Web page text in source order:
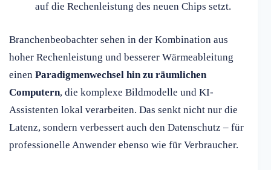
auf die Rechenleistung des neuen Chips setzt.
Branchenbeobachter sehen in der Kombination aus
hoher Rechenleistung und besserer Wärmeableitung
einen Paradigmenwechsel hin zu räumlichen
Computern, die komplexe Bildmodelle und KI-
Assistenten lokal verarbeiten. Das senkt nicht nur die
Latenz, sondern verbessert auch den Datenschutz – für
professionelle Anwender ebenso wie für Verbraucher.